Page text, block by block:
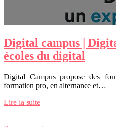
Digital campus |
écoles du digital
Digital Campus propose des
formation pro, en alternance et…
Lire la suite